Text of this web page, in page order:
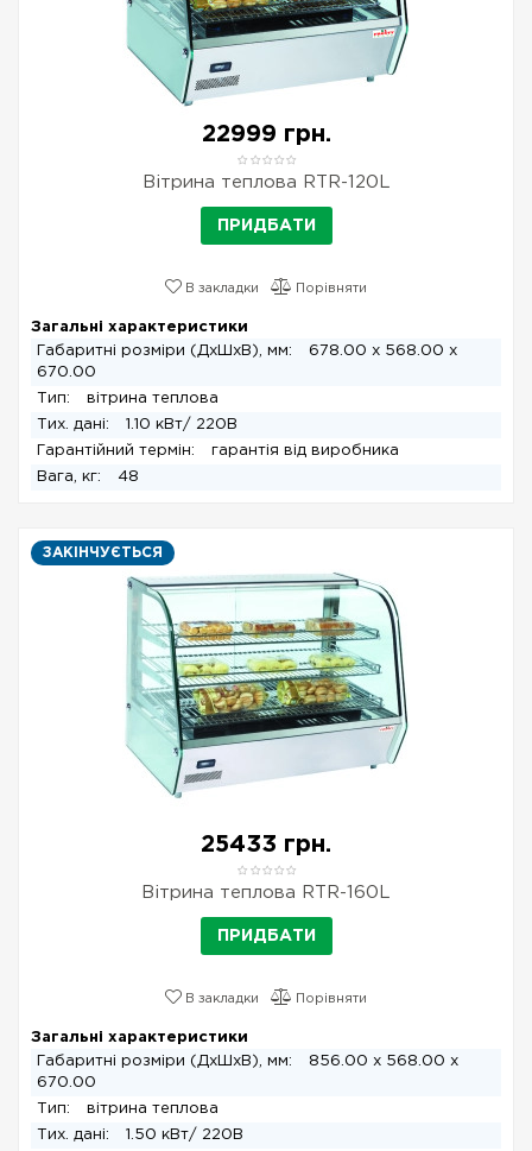
22999 грн.
Вітрина теплова RTR-120L
ПРИДБАТИ
В закладки Порівняти
Загальні характеристики
Габаритні розміри (ДхШхВ), мм:
678.00 x 568.00 x
670.00
Тип:
вітрина теплова
Тих. дані:
1.10 кВт/ 220В
Гарантійний термін:
гарантія від виробника
Вага, кг:
48
ЗАКІНЧУЄТЬСЯ
25433 грн.
Вітрина теплова RTR-160L
ПРИДБАТИ
В закладки Порівняти
Загальні характеристики
Габаритні розміри (ДхШхВ), мм:
856.00 x 568.00 x
670.00
Тип:
вітрина теплова
Тих. дані:
1.50 кВт/ 220В